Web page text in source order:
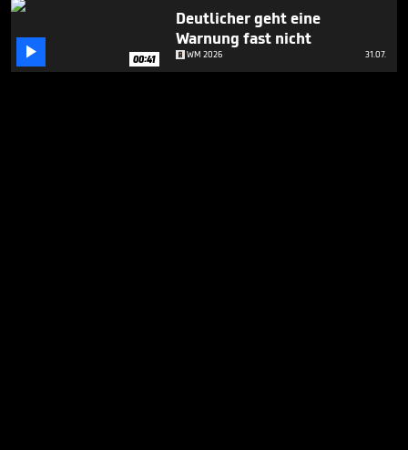
 00:41
Deutlicher geht eine
Warnung fast nicht
WM 2026 31.07.